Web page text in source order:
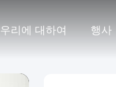
우리에 대하여 행사